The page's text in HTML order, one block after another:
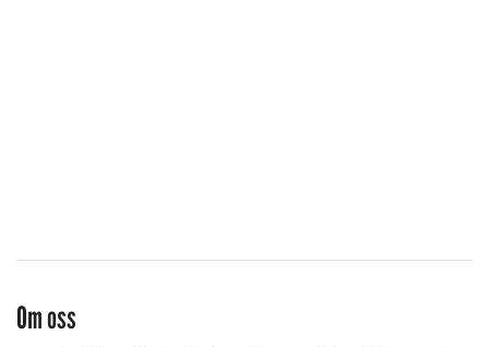
Om oss